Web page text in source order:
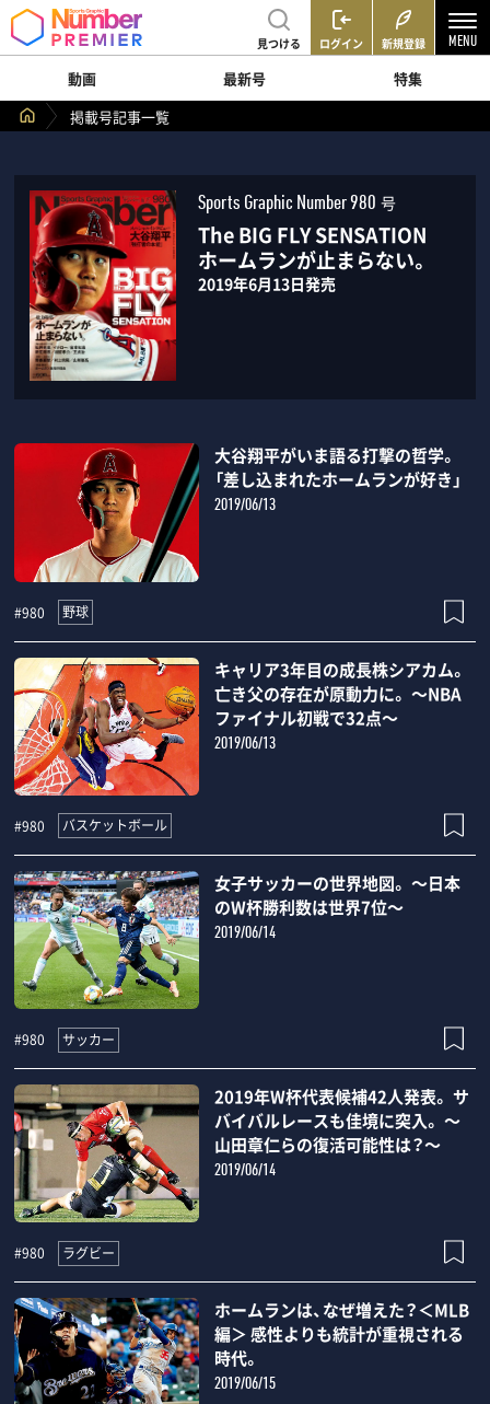
見つける ログイン 新規登録
動画 最新号
特集
掲載号記事一覧
Sports Graphic Number 980 号
The BIG FLY SENSATION
ホームランが止まらない。
2019年6月13日発売
大谷翔平がいま語る打撃の哲学。
「差し込まれたホームランが好き」
2019/06/13
#980 野球
キャリア3年目の成長株シアカム。
亡き父の存在が原動力に。 ～NBA
ファイナル初戦で32点～
2019/06/13
#980 バスケットボール
女子サッカーの世界地図。 ～日本
のW杯勝利数は世界7位～
2019/06/14
#980 サッカー
2019年W杯代表候補42人発表。 サ
バイバルレースも佳境に突入。 ～
山田章仁らの復活可能性は？～
2019/06/14
#980 ラグビー
ホームランは、なぜ増えた？＜MLB
編＞ 感性よりも統計が重視される
時代。
2019/06/15